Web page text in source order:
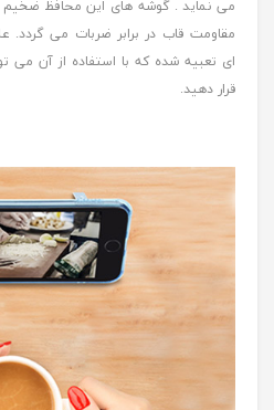
می نماید . گوشه های این محافظ ضخیم
مقاومت قاب در برابر ضربات می گردد.
ای تعبیه شده که با استفاده از آن می
قرار دهید.